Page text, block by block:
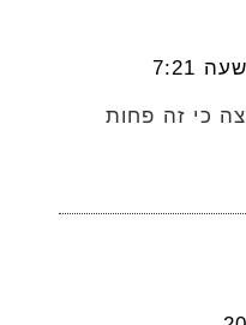
כי זה פחות